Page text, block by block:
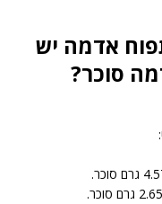
אדמה יש
סוכר?